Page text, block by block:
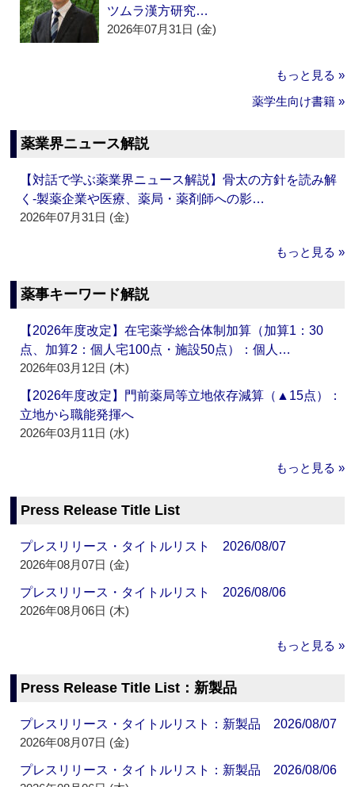
ツムラ漢方研究…
2026年07月31日 (金)
もっと見る »
薬学生向け書籍 »
薬業界ニュース解説
【対話で学ぶ薬業界ニュース解説】骨太の方針を読み解
く‐製薬企業や医療、薬局・薬剤師への影…
2026年07月31日 (金)
もっと見る »
薬事キーワード解説
【2026年度改定】在宅薬学総合体制加算（加算1：30
点、加算2：個人宅100点・施設50点）：個人…
2026年03月12日 (木)
【2026年度改定】門前薬局等立地依存減算（▲15点）：
立地から職能発揮へ
2026年03月11日 (水)
もっと見る »
Press Release Title List
プレスリリース・タイトルリスト 2026/08/07
2026年08月07日 (金)
プレスリリース・タイトルリスト 2026/08/06
2026年08月06日 (木)
もっと見る »
Press Release Title List：新製品
プレスリリース・タイトルリスト：新製品 2026/08/07
2026年08月07日 (金)
プレスリリース・タイトルリスト：新製品 2026/08/06